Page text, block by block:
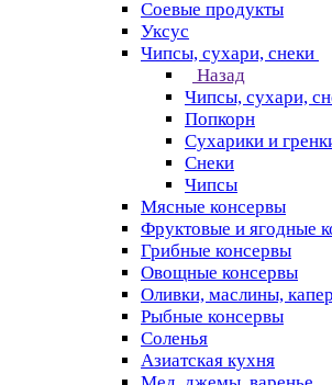
Соевые продукты
Уксус
Чипсы, сухари, снеки
Назад
Чипсы, сухари,
Попкорн
Сухарики и
Снеки
Чипсы
Мясные консервы
Фруктовые и ягодные
Грибные консервы
Овощные консервы
Оливки, маслины,
Рыбные консервы
Соленья
Азиатская кухня